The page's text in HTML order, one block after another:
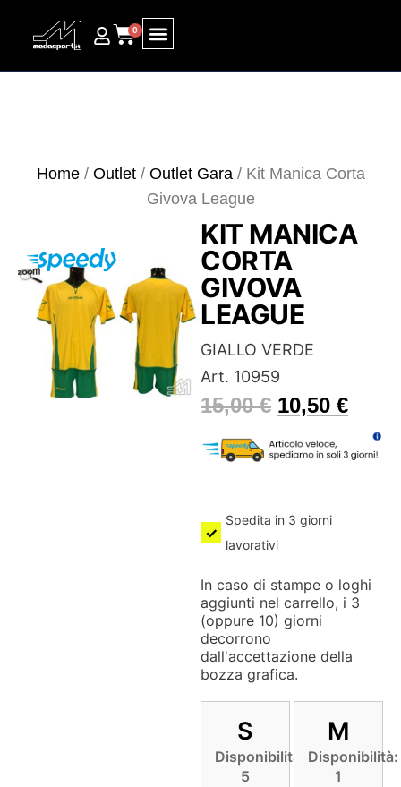
0
Home/ Outlet/ Outlet Gara/ Kit Manica Corta
Givova League
KIT MANICA
CORTA
GIVOVA
LEAGUE
GIALLO VERDE
Art. 10959
15,00€ 10,50 €
Spedita in 3 giorni
lavorativi
In caso di stampe o loghi
aggiunti nel carrello, i 3
(oppure 10) giorni
decorrono
dall'accettazione della
bozza grafica.
S
Disponibilità:
5
M
Disponibilità:
1